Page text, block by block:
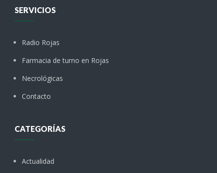
SERVICIOS
Radio Rojas
Farmacia de turno en Rojas
Necrológicas
Contacto
CATEGORÍAS
Actualidad